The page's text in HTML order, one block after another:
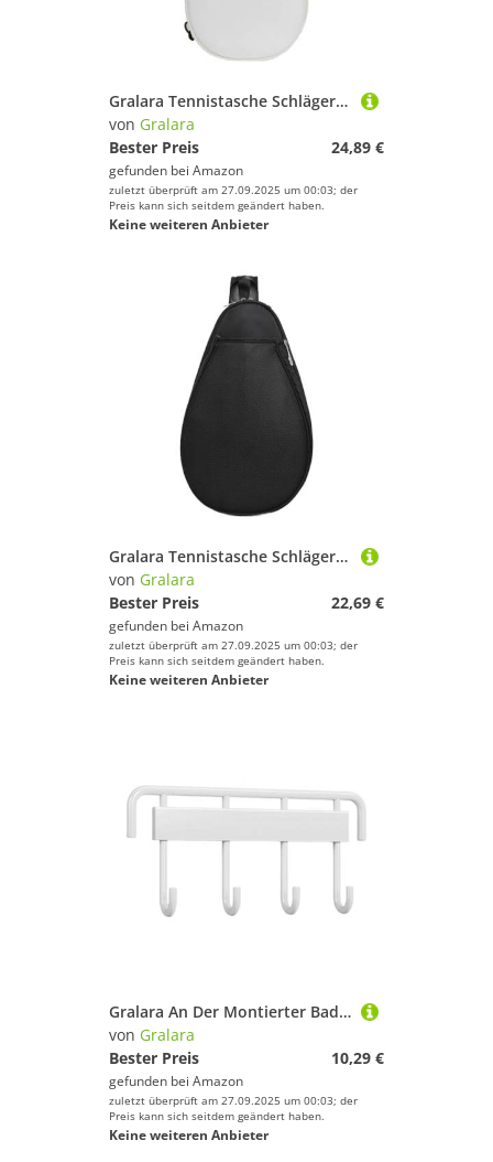
Gralara Tennistasche Schlägertasche Tragetasche Badmintontasche Squash Tasche mit Bequemem Einzel Schulter Design für Den Transport von Sportausrüstung für Ve, Weiß
von Gralara
Bester Preis
24,89 €
gefunden bei Amazon
zuletzt überprüft am 27.09.2025 um 00:03; der
Preis kann sich seitdem geändert haben.
Keine weiteren Anbieter
Gralara Tennistasche Schlägertasche Tragetasche Badmintontasche Squash Tasche mit Bequemem Einzel Schulter Design für Den Transport von Sportausrüstung für Ve, Schwarz
von Gralara
Bester Preis
22,69 €
gefunden bei Amazon
zuletzt überprüft am 27.09.2025 um 00:03; der
Preis kann sich seitdem geändert haben.
Keine weiteren Anbieter
Gralara An Der Montierter Badmintonschlägerständer, Schlägeraufhänger, Kompakt, Multifunktionaler Tennisschlägerhalter für Spiel, Weiß, 4 Haken
von Gralara
Bester Preis
10,29 €
gefunden bei Amazon
zuletzt überprüft am 27.09.2025 um 00:03; der
Preis kann sich seitdem geändert haben.
Keine weiteren Anbieter